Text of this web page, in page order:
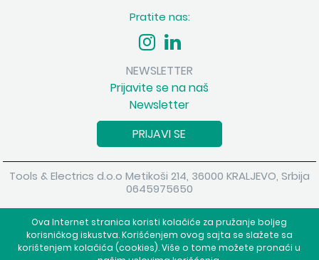
Ova Internet stranica koristi kolačiće za pružanje boljeg
korisničkog iskustva. Korišćenjem ovog sajta se slažete sa
korištenjem kolačića (cookies). Više o tome možete pronaći u
Pratite nas:
NEWSLETTER
Prijavite se na naš
Newsletter
PRIJAVI SE
Tools & Electrics d.o.o Metikoši 214, 36000 KRALJEVO, Srbija
0645975650
Powered byshopen.com